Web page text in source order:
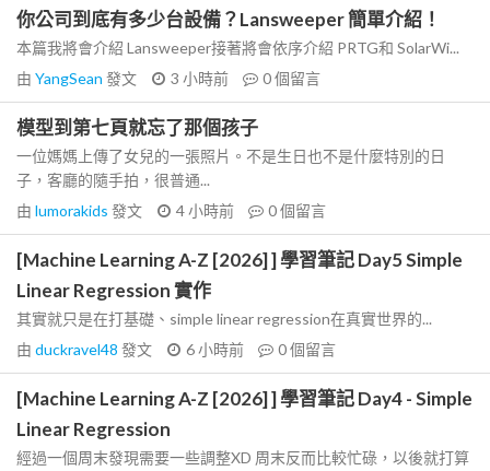
你公司到底有多少台設備？Lansweeper 簡單介紹！
本篇我將會介紹 Lansweeper接著將會依序介紹 PRTG和 SolarWi...
由 YangSean 發文 3 小時前 0個留言
模型到第七頁就忘了那個孩子
一位媽媽上傳了女兒的一張照片。不是生日也不是什麼特別的日
子，客廳的隨手拍，很普通...
由 lumorakids 發文 4 小時前 0個留言
[Machine Learning A-Z [2026] ] 學習筆記 Day5 Simple
Linear Regression 實作
其實就只是在打基礎、simple linear regression在真實世界的...
由 duckravel48 發文 6 小時前 0個留言
[Machine Learning A-Z [2026] ] 學習筆記 Day4 - Simple
Linear Regression
經過一個周末發現需要一些調整XD 周末反而比較忙碌，以後就打算